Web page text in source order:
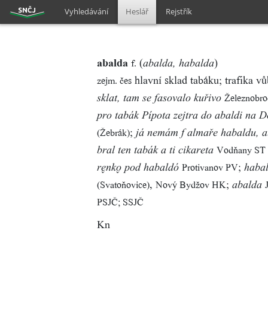
Vyhledávání Heslář Rejstřík
abalda f. (abalda, habalda)
zejm. čes hlavní sklad tabáku; trafika
sklat, tam se fasovalo kuřivo
pro tabák Pípota zejtra do abaldi na
(Žebrák); já nemám f almaře habaldu,
bral ten tabák a ti cikareta Vodňany ST
rnk pod habaldó Protivanov PV;
(Svatoňovice), Nový Bydžov HK; abalda
PSJČ; SSJČ
Kn